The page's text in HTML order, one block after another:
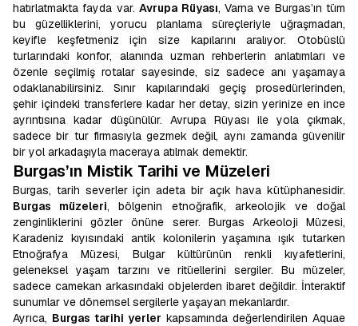
hatırlatmakta fayda var.Avrupa Rüyası, Varna ve Burgas’ın tüm
bu güzelliklerini, yorucu planlama süreçleriyle uğraşmadan,
keyifle keşfetmeniz için size kapılarını aralıyor. Otobüslü
turlarındaki konfor, alanında uzman rehberlerin anlatımları ve
özenle seçilmiş rotalar sayesinde, siz sadece anı yaşamaya
odaklanabilirsiniz. Sınır kapılarındaki geçiş prosedürlerinden,
şehir içindeki transferlere kadar her detay, sizin yerinize en ince
ayrıntısına kadar düşünülür. Avrupa Rüyası ile yola çıkmak,
sadece bir tur firmasıyla gezmek değil, aynı zamanda güvenilir
bir yol arkadaşıyla maceraya atılmak demektir.
Burgas’ın Mistik Tarihi ve Müzeleri
Burgas, tarih severler için adeta bir açık hava kütüphanesidir.
Burgas müzeleri, bölgenin etnoğrafik, arkeolojik ve doğal
zenginliklerini gözler önüne serer. Burgas Arkeoloji Müzesi,
Karadeniz kıyısındaki antik kolonilerin yaşamına ışık tutarken
Etnoğrafya Müzesi, Bulgar kültürünün renkli kıyafetlerini,
geleneksel yaşam tarzını ve ritüellerini sergiler. Bu müzeler,
sadece camekan arkasındaki objelerden ibaret değildir. İnteraktif
sunumlar ve dönemsel sergilerle yaşayan mekanlardır.
Ayrıca, Burgas tarihi yerler kapsamında değerlendirilen Aquae